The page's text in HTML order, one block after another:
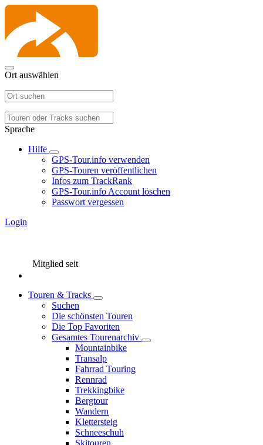
Ort auswählen
Sprache
Hilfe
GPS-Tour.info verwenden
GPS-Touren veröffentlichen
Infos zum TrackRank
GPS-Tour.info Account löschen
Passwort vergessen
Login
Mitglied seit
Touren & Tracks
Suchen
Die schönsten Touren
Die Top Favoriten
Gesamtes Tourenarchiv
Mountainbike
Transalp
Fahrrad Touring
Rennrad
Trekkingbike
Bergtour
Wandern
Klettersteig
Schneeschuh
Skitouren